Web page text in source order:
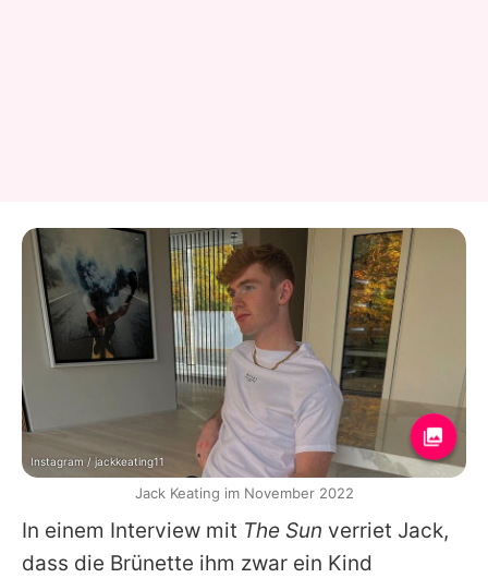
In einem Interview mit The Sun verriet Jack,
dass die Brünette ihm zwar ein Kind
Instagram / jackkeating11
Jack Keating im November 2022